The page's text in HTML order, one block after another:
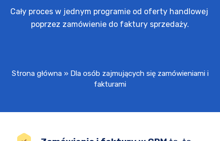
Cały proces w jednym programie od oferty handlowej
poprzez zamówienie do faktury sprzedaży.
Strona główna» Dla osób zajmujących się zamówieniami i
fakturami